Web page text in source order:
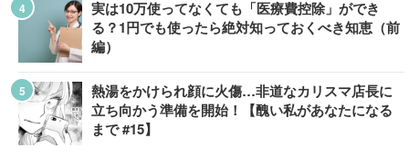
実は10万使ってなくても「医療費控除」ができ
る？1円でも使ったら絶対知っておくべき知恵（前
編）
熱湯をかけられ顔に火傷…非道なカリスマ店長に
立ち向かう準備を開始！【醜い私があなたになる
まで #15】